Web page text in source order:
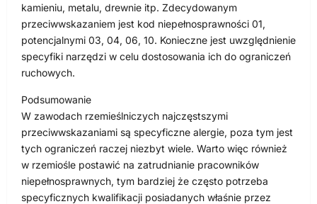
kamieniu, metalu, drewnie itp. Zdecydowanym
przeciwwskazaniem jest kod niepełnosprawności 01,
potencjalnymi 03, 04, 06, 10. Konieczne jest uwzględnienie
specyfiki narzędzi w celu dostosowania ich do ograniczeń
ruchowych.
Podsumowanie
W zawodach rzemieślniczych najczęstszymi
przeciwwskazaniami są specyficzne alergie, poza tym jest
tych ograniczeń raczej niezbyt wiele. Warto więc również
w rzemiośle postawić na zatrudnianie pracowników
niepełnosprawnych, tym bardziej że często potrzeba
specyficznych kwalifikacji posiadanych właśnie przez